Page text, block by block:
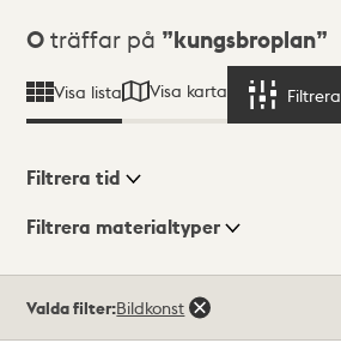
Sökresultat
0 träffar på kungsbroplan
Visa lista Visa karta Filtrera
Visningsläge
Filtrera tid
Filtrera materialtyper
träffar
Valda filter:Bildkonst